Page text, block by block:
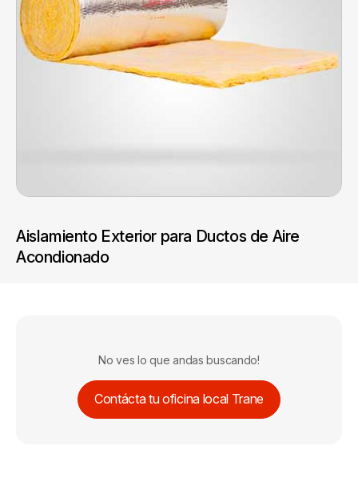
Aislamiento Exterior para Ductos de Aire
Acondionado
No ves lo que andas buscando!
Contácta tu oficina local Trane